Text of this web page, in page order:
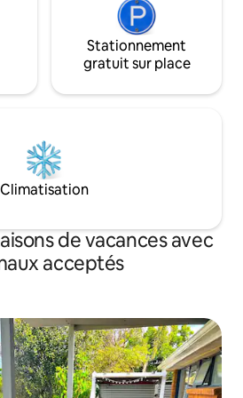
Stationnement
gratuit sur place
Climatisation
de vacances avec
acceptés